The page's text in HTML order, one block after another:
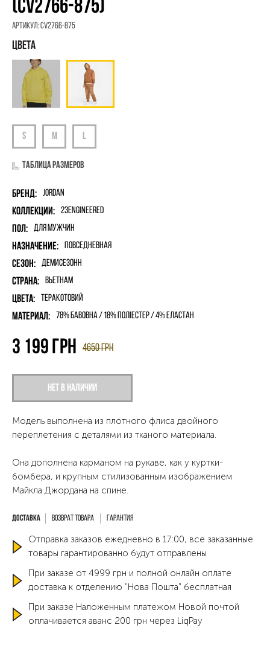
(CV2766-875)
Артикул:CV2766-875
Таблица размеров
Бренд: Jordan
Коллекции: 23Engineered
Пол: для мужчин
Назначение: Повседневная
Сезон: Демисезонн
Страна: Вьетнам
Цвета: Теракотовий
Материал: 78% бавовна / 18% поліестер / 4% еластан
Нет в наличии
4650грн
3 199 грн
Модель выполнена из плотного флиса двойного
переплетения с деталями из тканого материала.
Она дополнена карманом на рукаве, как у куртки-
бомбера, и крупным стилизованным изображением
Майкла Джордана на спине.
Возврат товара Гарантия
Отправка заказов ежедневно в 17:00, все заказанные
товары гарантированно будут отправлены
При заказе от 4999 грн и полной онлайн оплате
доставка к отделению "Нова Пошта" бесплатная
При заказе Наложенным платежом Новой почтой
оплачивается аванс 200 грн через LiqPay